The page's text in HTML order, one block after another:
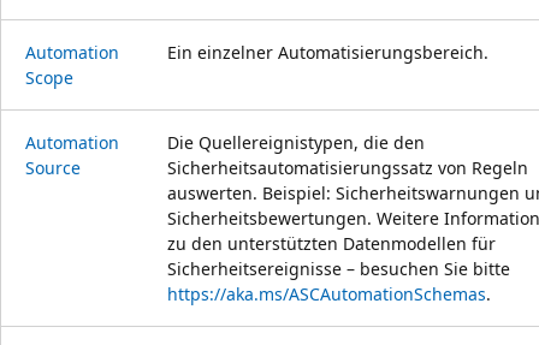
Automation
Scope
Ein einzelner Automatisierungsbereich.
Automation
Source
Die Quellereignistypen, die den
Sicherheitsautomatisierungssatz von Regeln
auswerten. Beispiel: Sicherheitswarnungen
Sicherheitsbewertungen. Weitere
zu den unterstützten Datenmodellen für
Sicherheitsereignisse – besuchen Sie bitte
https://aka.ms/ASCAutomationSchemas.